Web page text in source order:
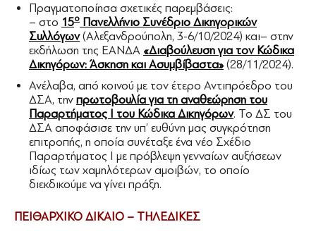
Πραγματοποίησα σχετικές παρεμβάσεις:
– στο 15ο Πανελλήνιο Συνέδριο Δικηγορικών
Συλλόγων(Αλεξανδρούπολη, 3-6/10/2024) και– στην
εκδήλωση της ΕΑΝΔΑ «Διαβούλευση για τον Κώδικα
Δικηγόρων: Άσκηση και Ασυμβίβαστα»(28/11/2024).
Ανέλαβα, από κοινού με τον έτερο Αντιπρόεδρο του
ΔΣΑ, την πρωτοβουλία για τη αναθεώρηση του
Παραρτήματος Ι του Κώδικα Δικηγόρων. Το ΔΣ του
ΔΣΑ αποφάσισε την υπ’ ευθύνη μας συγκρότηση
επιτροπής, η οποία συνέταξε ένα νέο Σχέδιο
Παραρτήματος Ι με πρόβλεψη γενναίων αυξήσεων
ιδίως των χαμηλότερων αμοιβών, το οποίο
διεκδικούμε να γίνει πράξη.
ΠΕΙΘΑΡΧΙΚΟ ΔΙΚΑΙΟ – ΤΗΛΕΔΙΚΕΣ